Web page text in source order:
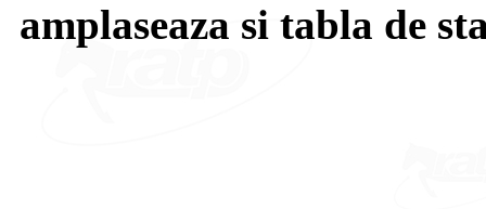
amplaseaza si tabla de